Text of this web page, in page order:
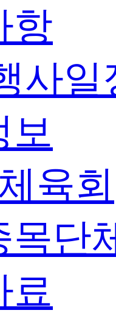
항
사일
보
육회
목단
료